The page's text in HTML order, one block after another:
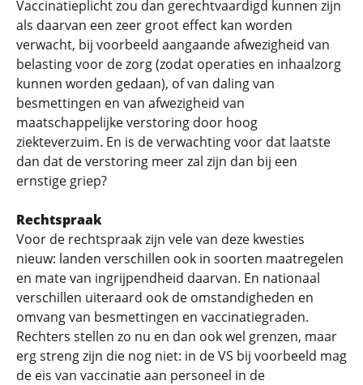
Vaccinatieplicht zou dan gerechtvaardigd kunnen zijn
als daarvan een zeer groot effect kan worden
verwacht, bij voorbeeld aangaande afwezigheid van
belasting voor de zorg (zodat operaties en inhaalzorg
kunnen worden gedaan), of van daling van
besmettingen en van afwezigheid van
maatschappelijke verstoring door hoog
ziekteverzuim. En is de verwachting voor dat laatste
dan dat de verstoring meer zal zijn dan bij een
ernstige griep?
Rechtspraak
Voor de rechtspraak zijn vele van deze kwesties
nieuw: landen verschillen ook in soorten maatregelen
en mate van ingrijpendheid daarvan. En nationaal
verschillen uiteraard ook de omstandigheden en
omvang van besmettingen en vaccinatiegraden.
Rechters stellen zo nu en dan ook wel grenzen, maar
erg streng zijn die nog niet: in de VS bij voorbeeld mag
de eis van vaccinatie aan personeel in de